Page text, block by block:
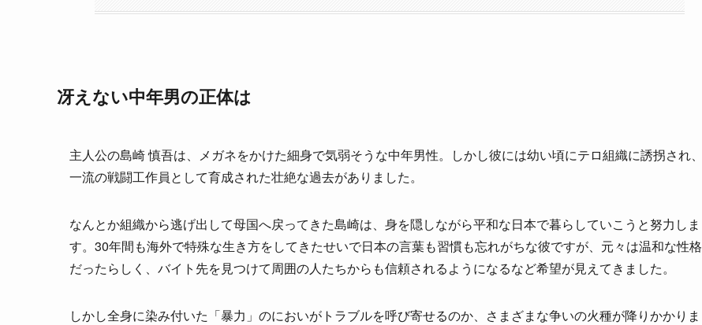
冴えない中年男の正体は
主人公の島崎 慎吾は、メガネをかけた細身で気弱そうな中年男性。しかし彼には幼い頃にテロ組織に誘拐され、
一流の戦闘工作員として育成された壮絶な過去がありました。
なんとか組織から逃げ出して母国へ戻ってきた島崎は、身を隠しながら平和な日本で暮らしていこうと努力しま
す。30年間も海外で特殊な生き方をしてきたせいで日本の言葉も習慣も忘れがちな彼ですが、元々は温和な性格
だったらしく、バイト先を見つけて周囲の人たちからも信頼されるようになるなど希望が見えてきました。
しかし全身に染み付いた「暴力」のにおいがトラブルを呼び寄せるのか、さまざまな争いの火種が降りかかりま